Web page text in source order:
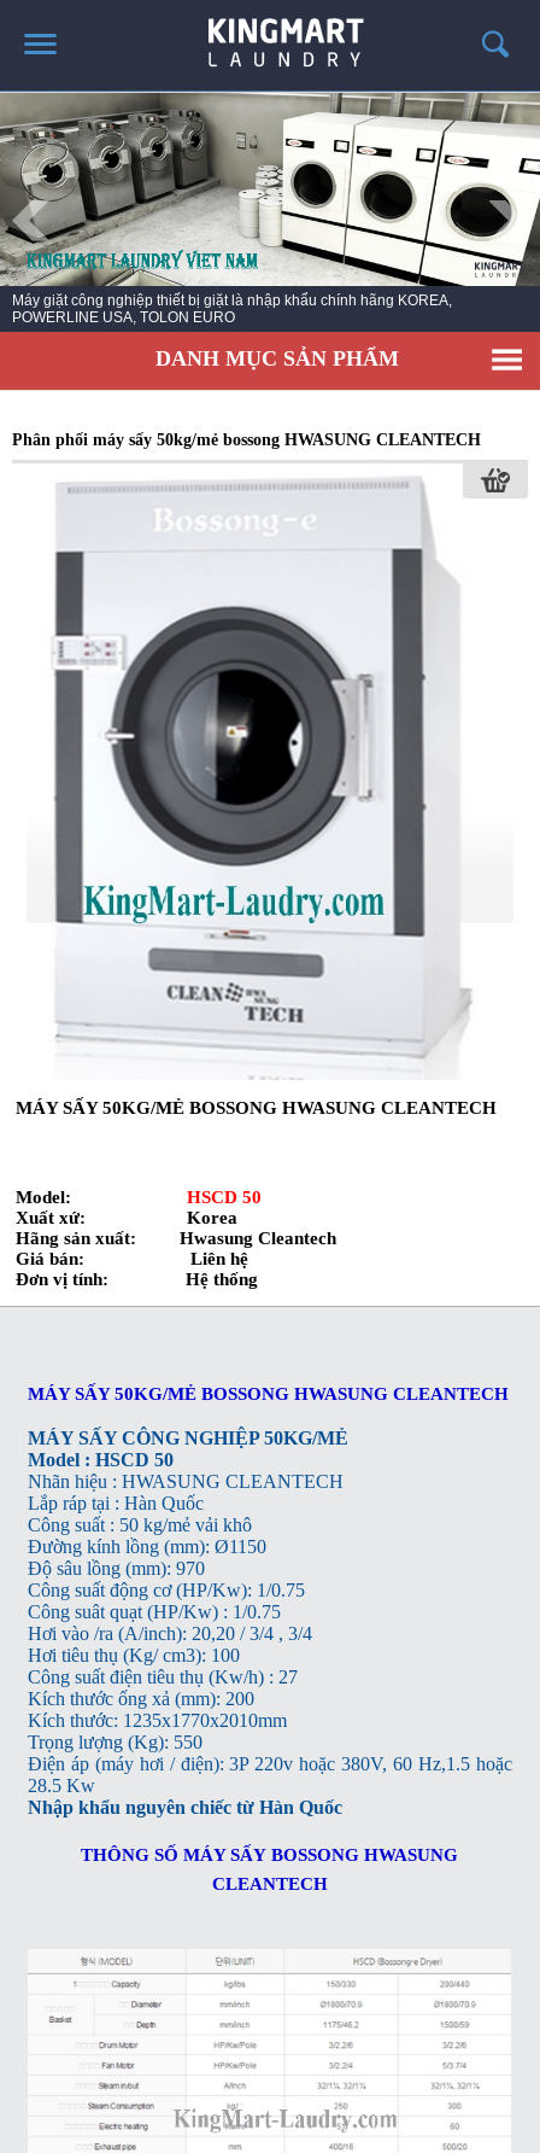
TRANG CHỦ
GIỚI THIỆU
SẢN PHẨM
TIN TỨC GIẶT LÀ
CÔNG TRÌNH TRIỂN KHAI
LIÊN HỆ
Máy giặt công nghiệp thiết bị giặt là nhập khẩu chính hãng KOREA,
POWERLINE USA, TOLON EURO
DANH MỤC SẢN PHẨM
Phân phối máy sấy 50kg/mẻ bossong HWASUNG CLEANTECH
MÁY SẤY 50KG/MẺ BOSSONG HWASUNG CLEANTECH
Model:HSCD 50
Xuất xứ: Korea
Hãng sản xuất: Hwasung Cleantech
Giá bán: Liên hệ
Đơn vị tính: Hệ thống
MÁY SẤY 50KG/MẺ BOSSONG HWASUNG CLEANTECH
MÁY SẤY CÔNG NGHIỆP 50KG/MẺ
Model : HSCD 50
Nhãn hiệu : HWASUNG CLEANTECH
Lắp ráp tại : Hàn Quốc
Công suất : 50 kg/mẻ vải khô
Đường kính lồng (mm): Ø1150
Độ sâu lồng (mm): 970
Công suất động cơ (HP/Kw): 1/0.75
Công suât quạt (HP/Kw) : 1/0.75
Hơi vào /ra (A/inch): 20,20 / 3/4 , 3/4
Hơi tiêu thụ (Kg/ cm3): 100
Công suất điện tiêu thụ (Kw/h) : 27
Kích thước ống xả (mm): 200
Kích thước: 1235x1770x2010mm
Trọng lượng (Kg): 550
Điện áp (máy hơi / điện): 3P 220v hoặc 380V, 60 Hz,1.5 hoặc
28.5 Kw
Nhập khẩu nguyên chiếc từ Hàn Quốc
THÔNG SỐ MÁY SẤYBOSSONG HWASUNG
CLEANTECH